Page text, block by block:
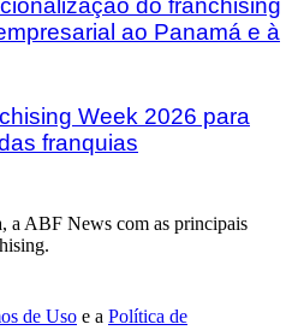
do franchising
ao Panamá e à
Week 2026 para
franquias
a ABF News com as principais
de Uso e a Política de